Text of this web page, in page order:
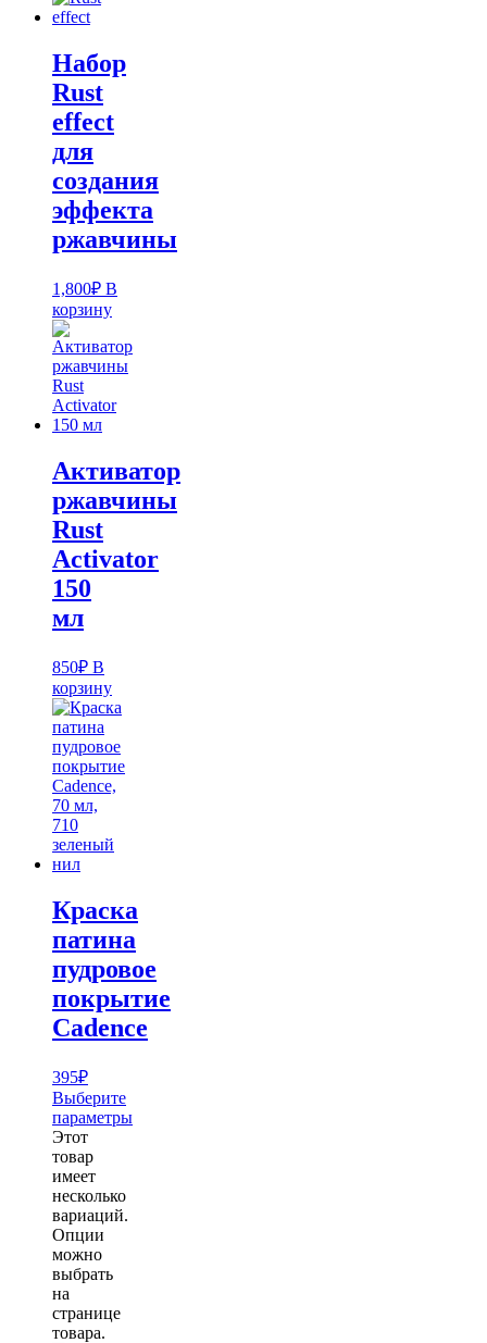
Набор
Rust
effect
для
создания
эффекта
ржавчины
1,800₽ В
корзину
Активатор
ржавчины
Rust
Activator
150
мл
850₽ В
корзину
Краска
патина
пудровое
покрытие
Cadence
395₽
Выберите
параметры
Этот
товар
имеет
несколько
вариаций.
Опции
можно
выбрать
на
странице
товара.